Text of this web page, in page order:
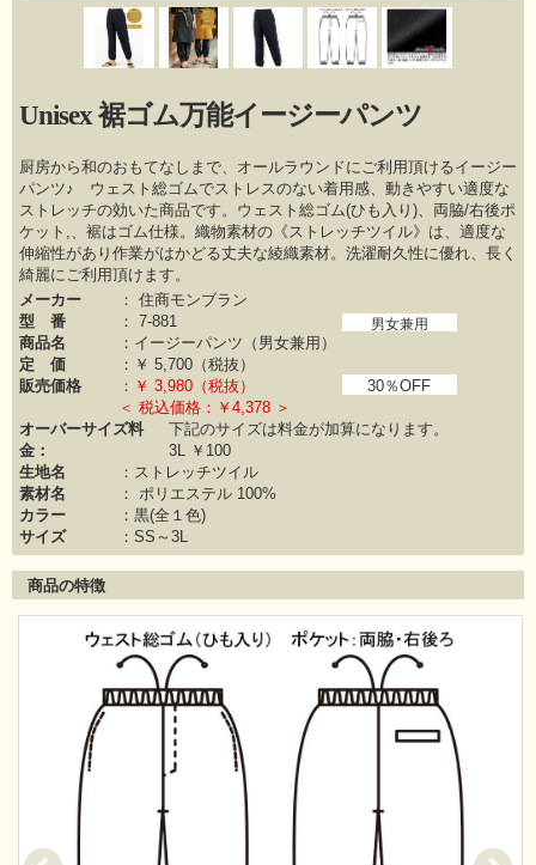
Unisex 裾ゴム万能イージーパンツ
厨房から和のおもてなしまで、オールラウンドにご利用頂けるイージー
パンツ♪ ウェスト総ゴムでストレスのない着用感、動きやすい適度な
ストレッチの効いた商品です。ウェスト総ゴム(ひも入り)、両脇/右後ポ
ケット,、裾はゴム仕様。織物素材の《ストレッチツイル》は、適度な
伸縮性があり作業がはかどる丈夫な綾織素材。洗濯耐久性に優れ、長く
綺麗にご利用頂けます。
メーカー
：
住商モンブラン
型 番
：7-881 男女兼用
商品名
：イージーパンツ（男女兼用）
定 価
：￥5,700（税抜）
販売価格
：￥3,980（税抜）
30％OFF
＜ 税込価格：￥4,378 ＞
オーバーサイズ料
金：
下記のサイズは料金が加算になります。
3L ￥100
生地名
：ストレッチツイル
素材名
：ポリエステル 100%
カラー
：黒(全１色)
サイズ
：SS～3L
商品の特徴